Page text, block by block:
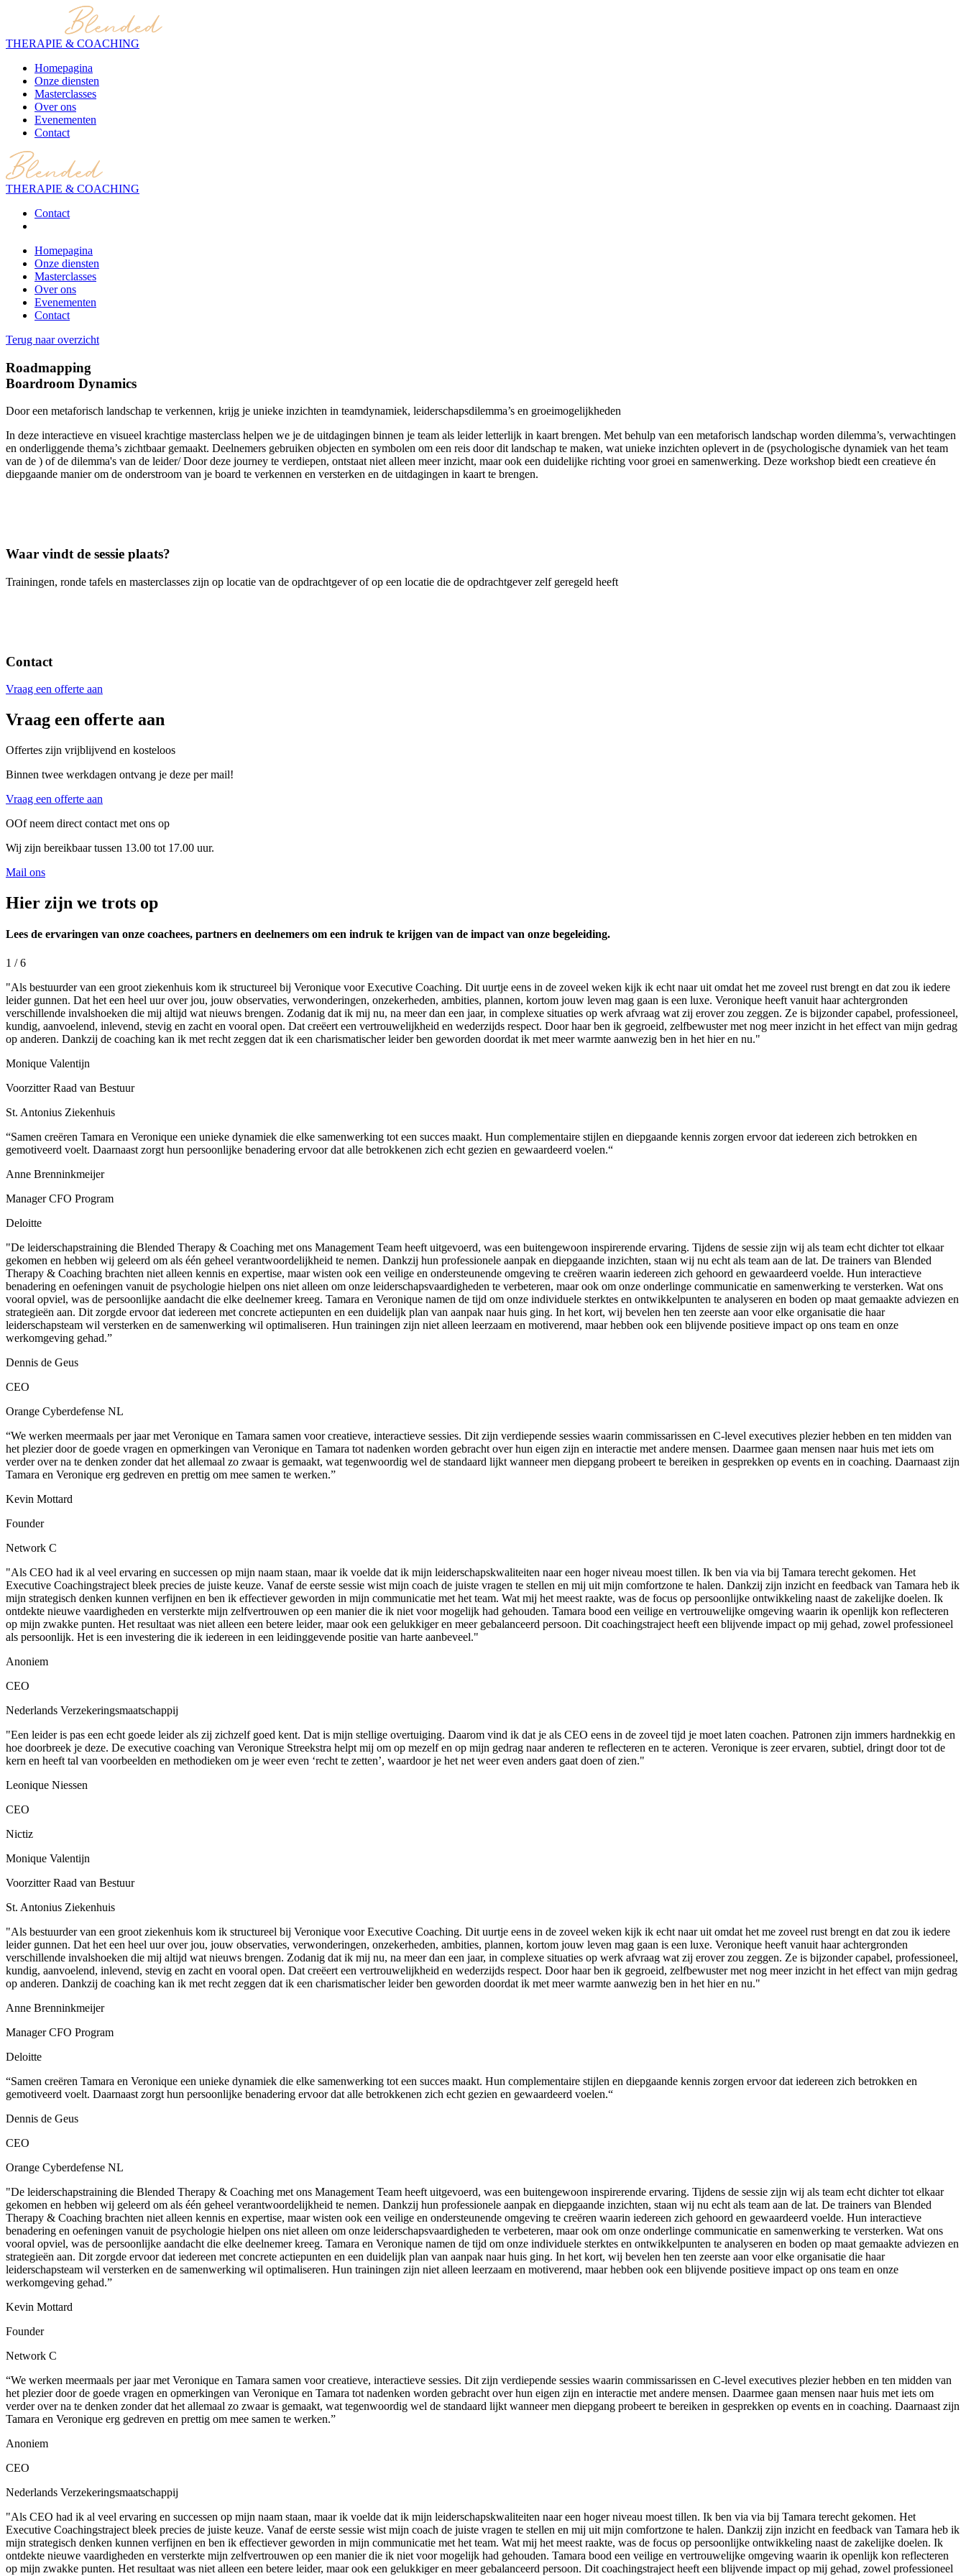
THERAPIE & COACHING
Homepagina
Onze diensten
Masterclasses
Over ons
Evenementen
Contact
THERAPIE & COACHING
Contact
Homepagina
Onze diensten
Masterclasses
Over ons
Evenementen
Contact
Terug naar overzicht
Roadmapping
Boardroom Dynamics
Door een metaforisch landschap te verkennen, krijg je unieke inzichten in teamdynamiek, leiderschapsdilemma’s en groeimogelijkheden
In deze interactieve en visueel krachtige masterclass helpen we je de uitdagingen binnen je team als leider letterlijk in kaart brengen. Met behulp van een metaforisch landschap worden dilemma’s, verwachtingen
en onderliggende thema’s zichtbaar gemaakt. Deelnemers gebruiken objecten en symbolen om een reis door dit landschap te maken, wat unieke inzichten oplevert in de (psychologische dynamiek van het team
van de ) of de dilemma's van de leider/ Door deze journey te verdiepen, ontstaat niet alleen meer inzicht, maar ook een duidelijke richting voor groei en samenwerking. Deze workshop biedt een creatieve én
diepgaande manier om de onderstroom van je board te verkennen en versterken en de uitdagingen in kaart te brengen.
Waar vindt de sessie plaats?
Trainingen, ronde tafels en masterclasses zijn op locatie van de opdrachtgever of op een locatie die de opdrachtgever zelf geregeld heeft
Contact
Vraag een offerte aan
Vraag een offerte aan
Offertes zijn vrijblijvend en kosteloos
Binnen twee werkdagen ontvang je deze per mail!
Vraag een offerte aan
OOf neem direct contact met ons op
Wij zijn bereikbaar tussen 13.00 tot 17.00 uur.
Mail ons
Hier zijn we trots op
Lees de ervaringen van onze coachees, partners en deelnemers om een indruk te krijgen van de impact van onze begeleiding.
1 / 6
"Als bestuurder van een groot ziekenhuis kom ik structureel bij Veronique voor Executive Coaching. Dit uurtje eens in de zoveel weken kijk ik echt naar uit omdat het me zoveel rust brengt en dat zou ik iedere
leider gunnen. Dat het een heel uur over jou, jouw observaties, verwonderingen, onzekerheden, ambities, plannen, kortom jouw leven mag gaan is een luxe. Veronique heeft vanuit haar achtergronden
verschillende invalshoeken die mij altijd wat nieuws brengen. Zodanig dat ik mij nu, na meer dan een jaar, in complexe situaties op werk afvraag wat zij erover zou zeggen. Ze is bijzonder capabel, professioneel,
kundig, aanvoelend, inlevend, stevig en zacht en vooral open. Dat creëert een vertrouwelijkheid en wederzijds respect. Door haar ben ik gegroeid, zelfbewuster met nog meer inzicht in het effect van mijn gedrag
op anderen. Dankzij de coaching kan ik met recht zeggen dat ik een charismatischer leider ben geworden doordat ik met meer warmte aanwezig ben in het hier en nu."
Monique Valentijn
Voorzitter Raad van Bestuur
St. Antonius Ziekenhuis
“Samen creëren Tamara en Veronique een unieke dynamiek die elke samenwerking tot een succes maakt. Hun complementaire stijlen en diepgaande kennis zorgen ervoor dat iedereen zich betrokken en
gemotiveerd voelt. Daarnaast zorgt hun persoonlijke benadering ervoor dat alle betrokkenen zich echt gezien en gewaardeerd voelen.“
Anne Brenninkmeijer
Manager CFO Program
Deloitte
"De leiderschapstraining die Blended Therapy & Coaching met ons Management Team heeft uitgevoerd, was een buitengewoon inspirerende ervaring. Tijdens de sessie zijn wij als team echt dichter tot elkaar
gekomen en hebben wij geleerd om als één geheel verantwoordelijkheid te nemen. Dankzij hun professionele aanpak en diepgaande inzichten, staan wij nu echt als team aan de lat. De trainers van Blended
Therapy & Coaching brachten niet alleen kennis en expertise, maar wisten ook een veilige en ondersteunende omgeving te creëren waarin iedereen zich gehoord en gewaardeerd voelde. Hun interactieve
benadering en oefeningen vanuit de psychologie hielpen ons niet alleen om onze leiderschapsvaardigheden te verbeteren, maar ook om onze onderlinge communicatie en samenwerking te versterken. Wat ons
vooral opviel, was de persoonlijke aandacht die elke deelnemer kreeg. Tamara en Veronique namen de tijd om onze individuele sterktes en ontwikkelpunten te analyseren en boden op maat gemaakte adviezen en
strategieën aan. Dit zorgde ervoor dat iedereen met concrete actiepunten en een duidelijk plan van aanpak naar huis ging. In het kort, wij bevelen hen ten zeerste aan voor elke organisatie die haar
leiderschapsteam wil versterken en de samenwerking wil optimaliseren. Hun trainingen zijn niet alleen leerzaam en motiverend, maar hebben ook een blijvende positieve impact op ons team en onze
werkomgeving gehad.”
Dennis de Geus
CEO
Orange Cyberdefense NL
“We werken meermaals per jaar met Veronique en Tamara samen voor creatieve, interactieve sessies. Dit zijn verdiepende sessies waarin commissarissen en C-level executives plezier hebben en ten midden van
het plezier door de goede vragen en opmerkingen van Veronique en Tamara tot nadenken worden gebracht over hun eigen zijn en interactie met andere mensen. Daarmee gaan mensen naar huis met iets om
verder over na te denken zonder dat het allemaal zo zwaar is gemaakt, wat tegenwoordig wel de standaard lijkt wanneer men diepgang probeert te bereiken in gesprekken op events en in coaching. Daarnaast zijn
Tamara en Veronique erg gedreven en prettig om mee samen te werken.”
Kevin Mottard
Founder
Network C
"Als CEO had ik al veel ervaring en successen op mijn naam staan, maar ik voelde dat ik mijn leiderschapskwaliteiten naar een hoger niveau moest tillen. Ik ben via via bij Tamara terecht gekomen. Het
Executive Coachingstraject bleek precies de juiste keuze. Vanaf de eerste sessie wist mijn coach de juiste vragen te stellen en mij uit mijn comfortzone te halen. Dankzij zijn inzicht en feedback van Tamara heb ik
mijn strategisch denken kunnen verfijnen en ben ik effectiever geworden in mijn communicatie met het team. Wat mij het meest raakte, was de focus op persoonlijke ontwikkeling naast de zakelijke doelen. Ik
ontdekte nieuwe vaardigheden en versterkte mijn zelfvertrouwen op een manier die ik niet voor mogelijk had gehouden. Tamara bood een veilige en vertrouwelijke omgeving waarin ik openlijk kon reflecteren
op mijn zwakke punten. Het resultaat was niet alleen een betere leider, maar ook een gelukkiger en meer gebalanceerd persoon. Dit coachingstraject heeft een blijvende impact op mij gehad, zowel professioneel
als persoonlijk. Het is een investering die ik iedereen in een leidinggevende positie van harte aanbeveel."
Anoniem
CEO
Nederlands Verzekeringsmaatschappij
"Een leider is pas een echt goede leider als zij zichzelf goed kent. Dat is mijn stellige overtuiging. Daarom vind ik dat je als CEO eens in de zoveel tijd je moet laten coachen. Patronen zijn immers hardnekkig en
hoe doorbreek je deze. De executive coaching van Veronique Streekstra helpt mij om op mezelf en op mijn gedrag naar anderen te reflecteren en te acteren. Veronique is zeer ervaren, subtiel, dringt door tot de
kern en heeft tal van voorbeelden en methodieken om je weer even ‘recht te zetten’, waardoor je het net weer even anders gaat doen of zien."
Leonique Niessen
CEO
Nictiz
Monique Valentijn
Voorzitter Raad van Bestuur
St. Antonius Ziekenhuis
"Als bestuurder van een groot ziekenhuis kom ik structureel bij Veronique voor Executive Coaching. Dit uurtje eens in de zoveel weken kijk ik echt naar uit omdat het me zoveel rust brengt en dat zou ik iedere
leider gunnen. Dat het een heel uur over jou, jouw observaties, verwonderingen, onzekerheden, ambities, plannen, kortom jouw leven mag gaan is een luxe. Veronique heeft vanuit haar achtergronden
verschillende invalshoeken die mij altijd wat nieuws brengen. Zodanig dat ik mij nu, na meer dan een jaar, in complexe situaties op werk afvraag wat zij erover zou zeggen. Ze is bijzonder capabel, professioneel,
kundig, aanvoelend, inlevend, stevig en zacht en vooral open. Dat creëert een vertrouwelijkheid en wederzijds respect. Door haar ben ik gegroeid, zelfbewuster met nog meer inzicht in het effect van mijn gedrag
op anderen. Dankzij de coaching kan ik met recht zeggen dat ik een charismatischer leider ben geworden doordat ik met meer warmte aanwezig ben in het hier en nu."
Anne Brenninkmeijer
Manager CFO Program
Deloitte
“Samen creëren Tamara en Veronique een unieke dynamiek die elke samenwerking tot een succes maakt. Hun complementaire stijlen en diepgaande kennis zorgen ervoor dat iedereen zich betrokken en
gemotiveerd voelt. Daarnaast zorgt hun persoonlijke benadering ervoor dat alle betrokkenen zich echt gezien en gewaardeerd voelen.“
Dennis de Geus
CEO
Orange Cyberdefense NL
"De leiderschapstraining die Blended Therapy & Coaching met ons Management Team heeft uitgevoerd, was een buitengewoon inspirerende ervaring. Tijdens de sessie zijn wij als team echt dichter tot elkaar
gekomen en hebben wij geleerd om als één geheel verantwoordelijkheid te nemen. Dankzij hun professionele aanpak en diepgaande inzichten, staan wij nu echt als team aan de lat. De trainers van Blended
Therapy & Coaching brachten niet alleen kennis en expertise, maar wisten ook een veilige en ondersteunende omgeving te creëren waarin iedereen zich gehoord en gewaardeerd voelde. Hun interactieve
benadering en oefeningen vanuit de psychologie hielpen ons niet alleen om onze leiderschapsvaardigheden te verbeteren, maar ook om onze onderlinge communicatie en samenwerking te versterken. Wat ons
vooral opviel, was de persoonlijke aandacht die elke deelnemer kreeg. Tamara en Veronique namen de tijd om onze individuele sterktes en ontwikkelpunten te analyseren en boden op maat gemaakte adviezen en
strategieën aan. Dit zorgde ervoor dat iedereen met concrete actiepunten en een duidelijk plan van aanpak naar huis ging. In het kort, wij bevelen hen ten zeerste aan voor elke organisatie die haar
leiderschapsteam wil versterken en de samenwerking wil optimaliseren. Hun trainingen zijn niet alleen leerzaam en motiverend, maar hebben ook een blijvende positieve impact op ons team en onze
werkomgeving gehad.”
Kevin Mottard
Founder
Network C
“We werken meermaals per jaar met Veronique en Tamara samen voor creatieve, interactieve sessies. Dit zijn verdiepende sessies waarin commissarissen en C-level executives plezier hebben en ten midden van
het plezier door de goede vragen en opmerkingen van Veronique en Tamara tot nadenken worden gebracht over hun eigen zijn en interactie met andere mensen. Daarmee gaan mensen naar huis met iets om
verder over na te denken zonder dat het allemaal zo zwaar is gemaakt, wat tegenwoordig wel de standaard lijkt wanneer men diepgang probeert te bereiken in gesprekken op events en in coaching. Daarnaast zijn
Tamara en Veronique erg gedreven en prettig om mee samen te werken.”
Anoniem
CEO
Nederlands Verzekeringsmaatschappij
"Als CEO had ik al veel ervaring en successen op mijn naam staan, maar ik voelde dat ik mijn leiderschapskwaliteiten naar een hoger niveau moest tillen. Ik ben via via bij Tamara terecht gekomen. Het
Executive Coachingstraject bleek precies de juiste keuze. Vanaf de eerste sessie wist mijn coach de juiste vragen te stellen en mij uit mijn comfortzone te halen. Dankzij zijn inzicht en feedback van Tamara heb ik
mijn strategisch denken kunnen verfijnen en ben ik effectiever geworden in mijn communicatie met het team. Wat mij het meest raakte, was de focus op persoonlijke ontwikkeling naast de zakelijke doelen. Ik
ontdekte nieuwe vaardigheden en versterkte mijn zelfvertrouwen op een manier die ik niet voor mogelijk had gehouden. Tamara bood een veilige en vertrouwelijke omgeving waarin ik openlijk kon reflecteren
op mijn zwakke punten. Het resultaat was niet alleen een betere leider, maar ook een gelukkiger en meer gebalanceerd persoon. Dit coachingstraject heeft een blijvende impact op mij gehad, zowel professioneel